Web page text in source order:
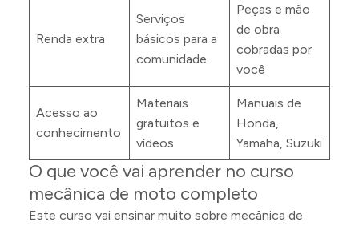
Renda extra
Serviços
básicos para a
comunidade
Peças e mão
de obra
cobradas por
você
Acesso ao
conhecimento
Materiais
gratuitos e
vídeos
Manuais de
Honda,
Yamaha, Suzuki
O que você vai aprender no curso
mecânica de moto completo
Este curso vai ensinar muito sobre mecânica de